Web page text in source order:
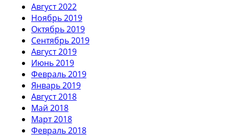
Август 2022
Ноябрь 2019
Октябрь 2019
Сентябрь 2019
Август 2019
Июнь 2019
Февраль 2019
Январь 2019
Август 2018
Май 2018
Март 2018
Февраль 2018